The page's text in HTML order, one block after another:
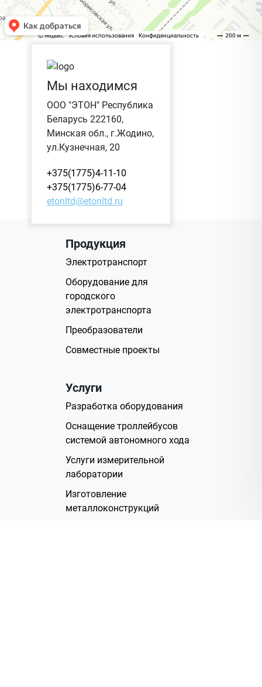
Мы находимся
ООО "ЭТОН" Республика
Беларусь 222160,
Минская обл., г.Жодино,
ул.Кузнечная, 20
+375(1775)4-11-10
+375(1775)6-77-04
etonltd@etonltd.ru
Продукция
Электротранспорт
Оборудование для
городского
электротранспорта
Преобразователи
Совместные проекты
Услуги
Разработка оборудования
Оснащение троллейбусов
системой автономного хода
Услуги измерительной
лаборатории
Изготовление
металлоконструкций